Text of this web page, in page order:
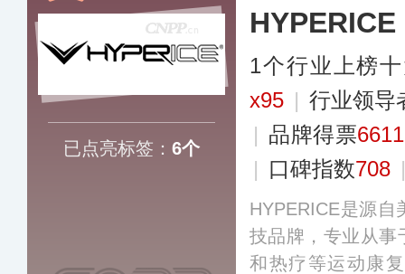
已点亮标签： 6个
HYPERICE
1个行业上榜
x95 | 行业领
| 品牌得票
| 口碑指数708
HYPERICE是源
技品牌，专业从事
和热疗等运动康